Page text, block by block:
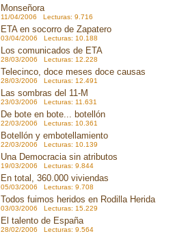
Monseñora
11/04/2006 Lecturas: 9.716
ETA en socorro de Zapatero
03/04/2006 Lecturas: 10.188
Los comunicados de ETA
28/03/2006 Lecturas: 12.228
Telecinco, doce meses doce causas
28/03/2006 Lecturas: 12.491
Las sombras del 11-M
23/03/2006 Lecturas: 11.631
De bote en bote... botellón
22/03/2006 Lecturas: 10.361
Botellón y embotellamiento
22/03/2006 Lecturas: 10.139
Una Democracia sin atributos
19/03/2006 Lecturas: 9.844
En total, 360.000 viviendas
05/03/2006 Lecturas: 9.708
Todos fuimos heridos en Rodilla Herida
03/03/2006 Lecturas: 15.229
El talento de España
28/02/2006 Lecturas: 9.564